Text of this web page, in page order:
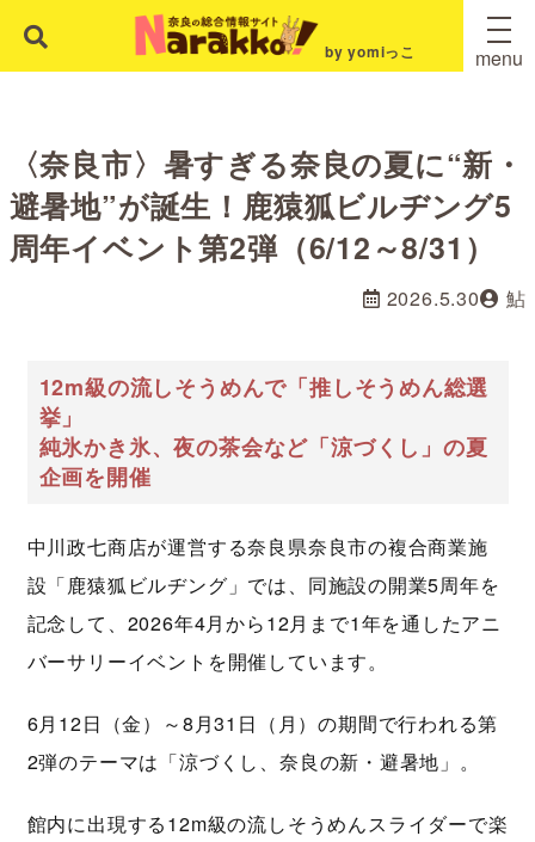
by yomiっこ menu
〈奈良市〉暑すぎる奈良の夏に“新・
避暑地”が誕生！鹿猿狐ビルヂング5
周年イベント第2弾（6/12～8/31）
2026.5.30 鮎
12m級の流しそうめんで「推しそうめん総選
挙」
純氷かき氷、夜の茶会など「涼づくし」の夏
企画を開催
中川政七商店が運営する奈良県奈良市の複合商業施
設「鹿猿狐ビルヂング」では、同施設の開業5周年を
記念して、2026年4月から12月まで1年を通したアニ
バーサリーイベントを開催しています。
6月12日（金）～8月31日（月）の期間で行われる第
2弾のテーマは「涼づくし、奈良の新・避暑地」。
館内に出現する12m級の流しそうめんスライダーで楽